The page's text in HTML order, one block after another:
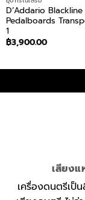
D’Addario Blackline
Pedalboards
1
฿3,900.00
เสียงแ
เครื่องดนตรีเป็